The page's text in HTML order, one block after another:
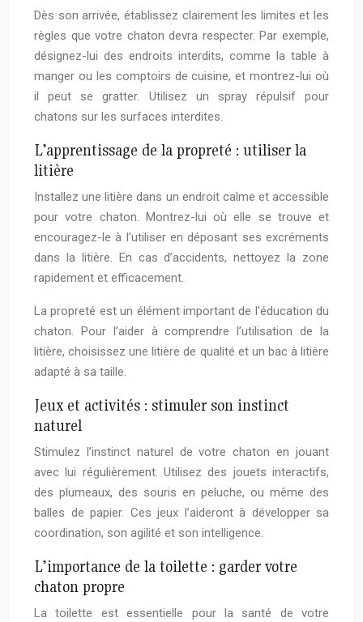
Dès son arrivée, établissez clairement les limites et les
règles que votre chaton devra respecter. Par exemple,
désignez-lui des endroits interdits, comme la table à
manger ou les comptoirs de cuisine, et montrez-lui où
il peut se gratter. Utilisez un spray répulsif pour
chatons sur les surfaces interdites.
L’apprentissage de la propreté : utiliser la
litière
Installez une litière dans un endroit calme et accessible
pour votre chaton. Montrez-lui où elle se trouve et
encouragez-le à l’utiliser en déposant ses excréments
dans la litière. En cas d’accidents, nettoyez la zone
rapidement et efficacement.
La propreté est un élément important de l’éducation du
chaton. Pour l’aider à comprendre l’utilisation de la
litière, choisissez une litière de qualité et un bac à litière
adapté à sa taille.
Jeux et activités : stimuler son instinct
naturel
Stimulez l’instinct naturel de votre chaton en jouant
avec lui régulièrement. Utilisez des jouets interactifs,
des plumeaux, des souris en peluche, ou même des
balles de papier. Ces jeux l’aideront à développer sa
coordination, son agilité et son intelligence.
L’importance de la toilette : garder votre
chaton propre
La toilette est essentielle pour la santé de votre